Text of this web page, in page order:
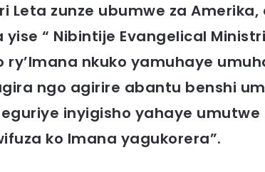
Leta zunze ubumwe za
“ Nibintije Evangelical
nkuko yamuhaye
ngo agirire abantu benshi
inyigisho yahaye
ko Imana yagukorera”.